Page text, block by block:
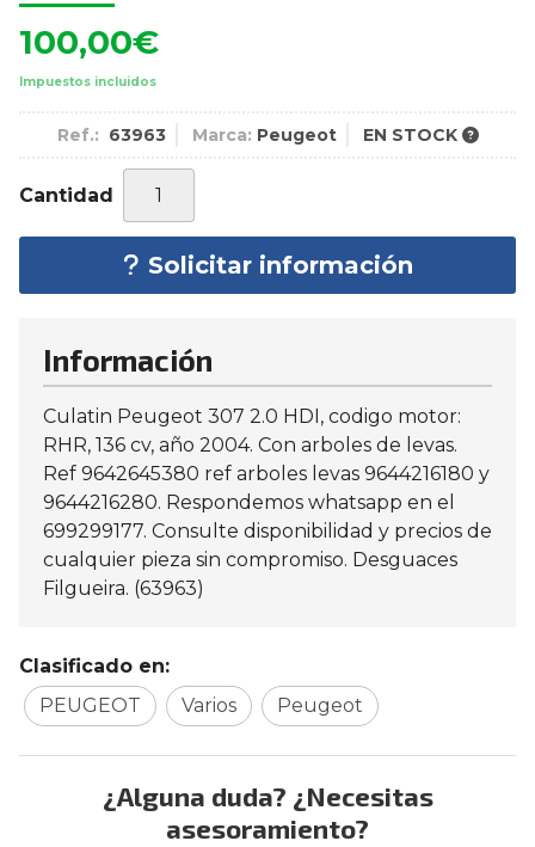
100,00€
Impuestos incluidos
Ref.: 63963 Marca: Peugeot EN STOCK
Cantidad
Solicitar información
Información
Culatin Peugeot 307 2.0 HDI, codigo motor:
RHR, 136 cv, año 2004. Con arboles de levas.
Ref 9642645380 ref arboles levas 9644216180 y
9644216280. Respondemos whatsapp en el
699299177. Consulte disponibilidad y precios de
cualquier pieza sin compromiso. Desguaces
Filgueira. (63963)
Clasificado en:
PEUGEOT
Varios Peugeot
¿Alguna duda? ¿Necesitas
asesoramiento?